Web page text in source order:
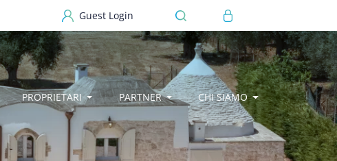
Guest Login User account menu
PROPRIETARI PARTNER CHI SIAMO